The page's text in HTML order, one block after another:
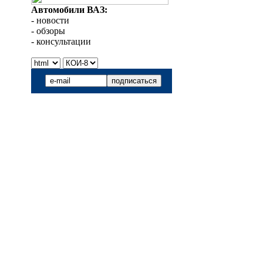
Автомобили ВАЗ:
- новости
- обзоры
- консультации